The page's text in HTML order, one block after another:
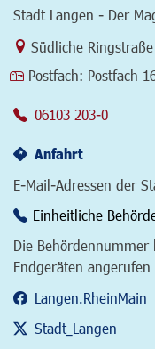
Stadt Langen - Der
Link zur Google-
Südliche
Postfach: Postfach
06103 203-0
Anfahrt
E-Mail-Adressen der
Einheitliche
Die
Endgeräten
Langen.RheinMain
Stadt_Langen